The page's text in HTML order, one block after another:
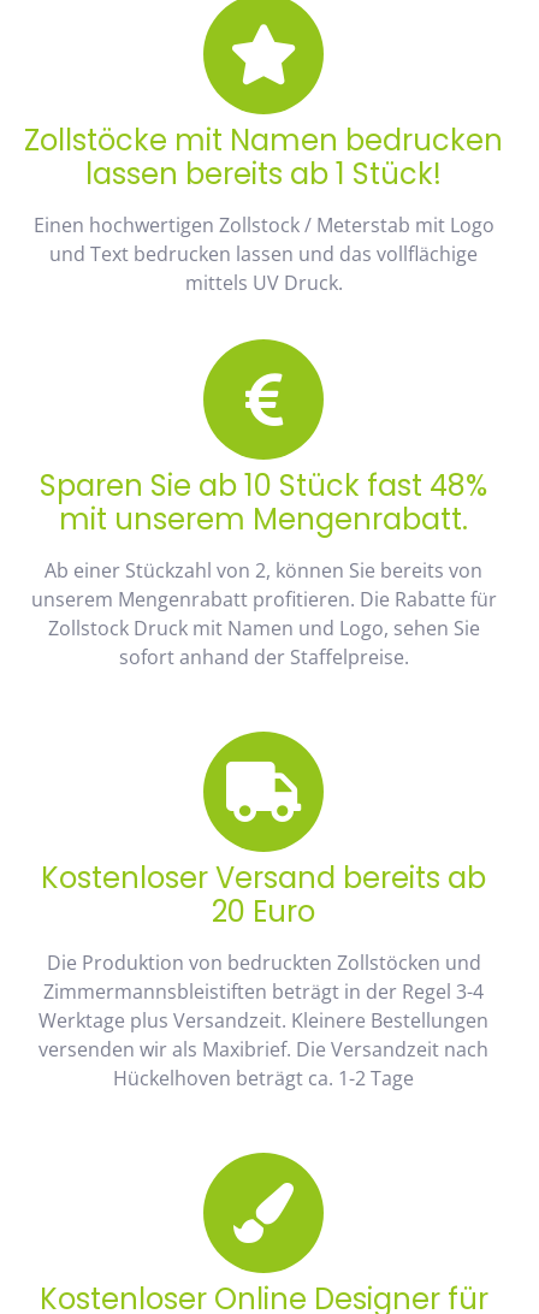
Zollstöcke mit Namen bedrucken
lassen bereits ab 1 Stück!
Einen hochwertigen Zollstock / Meterstab mit Logo
und Text bedrucken lassen und das vollflächige
mittels UV Druck.
Sparen Sie ab 10 Stück fast 48%
mit unserem Mengenrabatt.
Ab einer Stückzahl von 2, können Sie bereits von
unserem Mengenrabatt profitieren. Die Rabatte für
Zollstock Druck mit Namen und Logo, sehen Sie
sofort anhand der Staffelpreise.
Kostenloser Versand bereits ab
20 Euro
Die Produktion von bedruckten Zollstöcken und
Zimmermannsbleistiften beträgt in der Regel 3-4
Werktage plus Versandzeit. Kleinere Bestellungen
versenden wir als Maxibrief. Die Versandzeit nach
Hückelhoven beträgt ca. 1-2 Tage
Kostenloser Online Designer für